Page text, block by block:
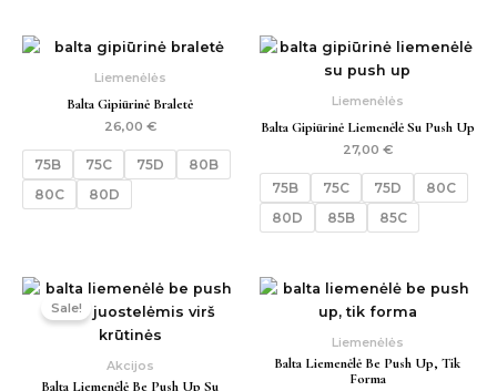
Liemenėlės
Balta Gipiūrinė Braletė
26,00 €
75B 75C 75D
80B
80C
80D
Liemenėlės
Balta Gipiūrinė Liemenėlė Su Push Up
27,00 €
75B 75C 75D
80C
80D
85B 85C
Sale!
Akcijos
Balta Liemenėlė Be Push Up Su
Original
price
was:
26,00 €.
Current
price
is:
Liemenėlės
Balta Liemenėlė Be Push Up, Tik
Forma